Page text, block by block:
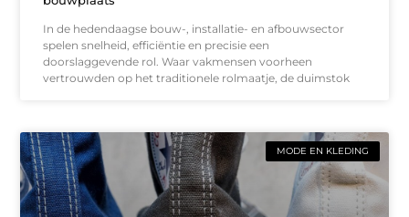
In de hedendaagse bouw-, installatie- en afbouwsector
spelen snelheid, efficiëntie en precisie een
doorslaggevende rol. Waar vakmensen voorheen
vertrouwden op het traditionele rolmaatje, de duimstok
MODE EN KLEDING